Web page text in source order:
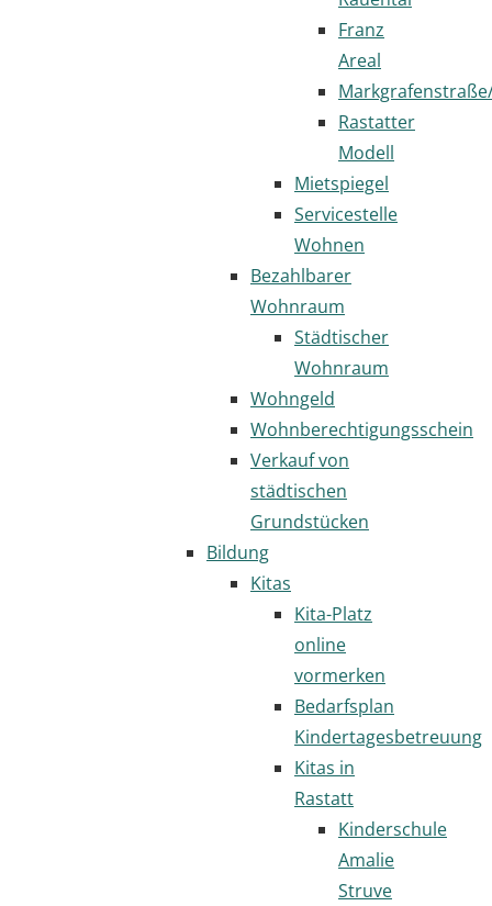
Franz
Areal
Rastatter
Modell
Mietspiegel
Servicestelle
Wohnen
Bezahlbarer
Wohnraum
Städtischer
Wohnraum
Wohngeld
Wohnberechtigungsschein
Verkauf von
städtischen
Grundstücken
Bildung
Kitas
Kita-Platz
online
vormerken
Bedarfsplan
Kindertagesbetreuung
Kitas in
Rastatt
Kinderschule
Amalie
Struve